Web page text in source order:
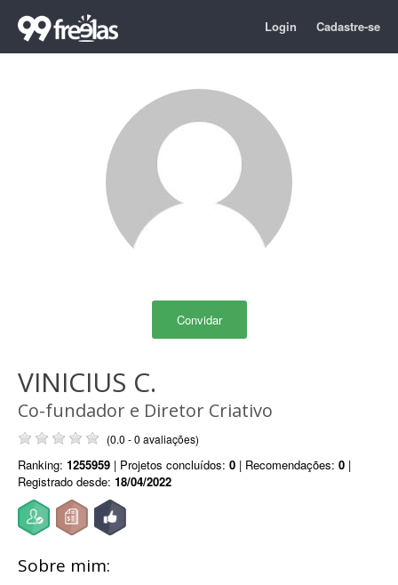
Login Cadastre-se
Convidar
VINICIUS C.
Co-fundador e Diretor Criativo
(0.0 - 0 avaliações)
Ranking: 1255959 | Projetos concluídos: 0 | Recomendações: 0 |
Registrado desde: 18/04/2022
Sobre mim: